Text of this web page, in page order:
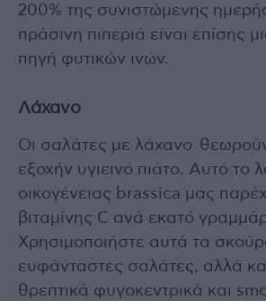
200% της συνιστώμενης
πράσινη πιπεριά είναι επίσης
πηγή φυτικών ινών.
Λάχανο
Οι σαλάτες με λάχανο
εξοχήν υγιεινό πιάτο. Αυτό το
οικογένειας brassica μας
βιταμίνης C ανά εκατό
Χρησιμοποιήστε αυτά τα
ευφάνταστες σαλάτες, αλλά
θρεπτικά φυγοκεντρικά και